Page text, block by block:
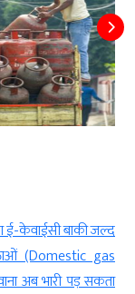
केवाईसी बाकी जल्द
(Domestic gas
अब भारी पड़ सकता